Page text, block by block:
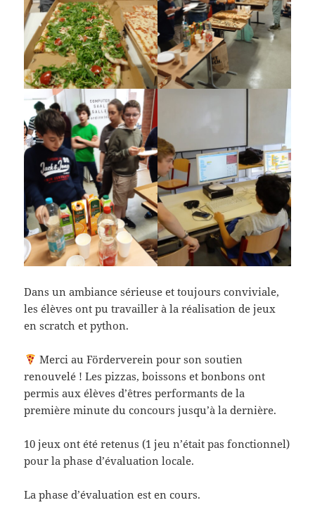
Dans un ambiance sérieuse et toujours conviviale,
les élèves ont pu travailler à la réalisation de jeux
en scratch et python.
Merci au Förderverein pour son soutien
renouvelé ! Les pizzas, boissons et bonbons ont
permis aux élèves d’êtres performants de la
première minute du concours jusqu’à la dernière.
10 jeux ont été retenus (1 jeu n’était pas fonctionnel)
pour la phase d’évaluation locale.
La phase d’évaluation est en cours.